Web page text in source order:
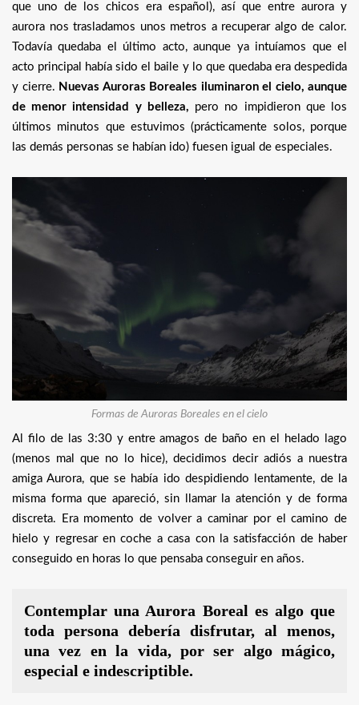
que uno de los chicos era español), así que entre aurora y
aurora nos trasladamos unos metros a recuperar algo de calor.
Todavía quedaba el último acto, aunque ya intuíamos que el
acto principal había sido el baile y lo que quedaba era despedida
y cierre. Nuevas Auroras Boreales iluminaron el cielo, aunque
de menor intensidad y belleza, pero no impidieron que los
últimos minutos que estuvimos (prácticamente solos, porque
las demás personas se habían ido) fuesen igual de especiales.
Formas de Auroras Boreales en el cielo
Al filo de las 3:30 y entre amagos de baño en el helado lago
(menos mal que no lo hice), decidimos decir adiós a nuestra
amiga Aurora, que se había ido despidiendo lentamente, de la
misma forma que apareció, sin llamar la atención y de forma
discreta. Era momento de volver a caminar por el camino de
hielo y regresar en coche a casa con la satisfacción de haber
conseguido en horas lo que pensaba conseguir en años.
Contemplar una Aurora Boreal es algo que
toda persona debería disfrutar, al menos,
una vez en la vida, por ser algo mágico,
especial e indescriptible.